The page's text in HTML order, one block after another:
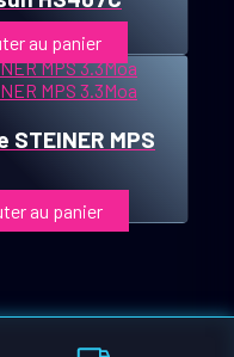
au panier
MPS
au panier